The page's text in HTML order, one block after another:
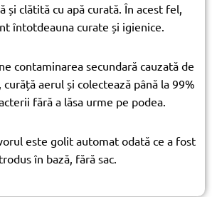
și clătită cu apă curată. În acest fel,
întotdeauna curate și igienice.
contaminarea secundară cauzată de
aerul și colectează până la 99%
fără a lăsa urme pe podea.
este golit automat odată ce a fost
în bază, fără sac.